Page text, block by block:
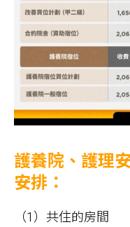
護養院、護理
安排：
（1）共住的房間